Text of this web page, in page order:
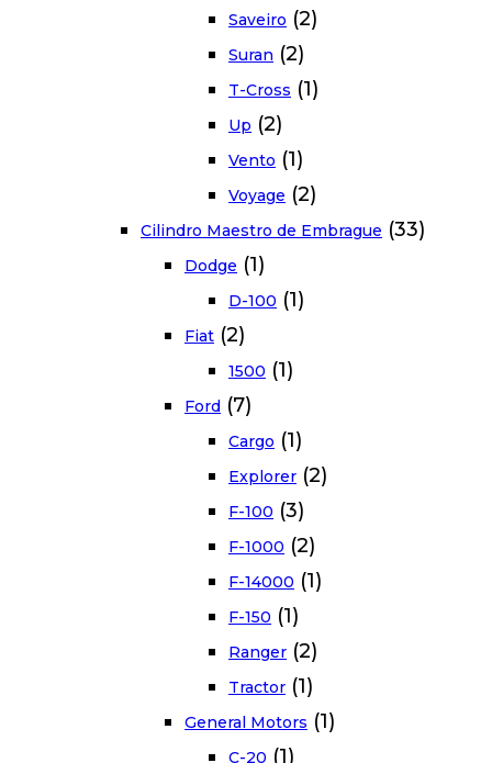
Saveiro (2)
Suran (2)
T-Cross (1)
Up (2)
Vento (1)
Voyage (2)
Cilindro Maestro de Embrague (33)
Dodge (1)
D-100 (1)
Fiat (2)
1500 (1)
Ford (7)
Cargo (1)
Explorer (2)
F-100 (3)
F-1000 (2)
F-14000 (1)
F-150 (1)
Ranger (2)
Tractor (1)
General Motors (1)
C-20 (1)